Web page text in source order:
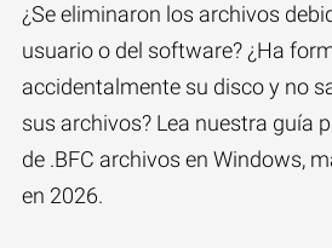
¿Se eliminaron los archivos
usuario o del software? ¿Ha
accidentalmente su disco y no
sus archivos? Lea nuestra guía
de .BFC archivos en Windows,
en 2026.